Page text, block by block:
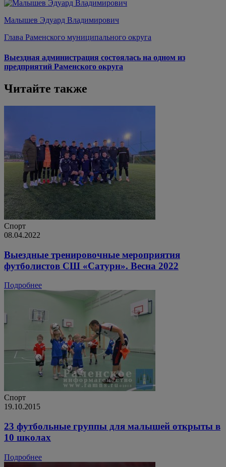
Малышев Эдуард Владимирович
Глава Раменского муниципального округа
Выездная администрация состоялась на одном из
предприятий Раменского округа
Читайте также
Спорт
08.04.2022
Выездные тренировочные мероприятия
футболистов СШ «Сатурн». Весна 2022
Подробнее
Спорт
19.10.2015
23 футбольные группы для малышей открыты в
10 школах
Подробнее